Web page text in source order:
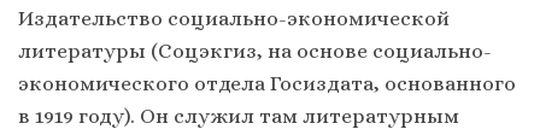
Издательство социально-экономической
литературы (Соцэкгиз, на основе социально-
экономического отдела Госиздата, основанного
в 1919 году). Он служил там литературным